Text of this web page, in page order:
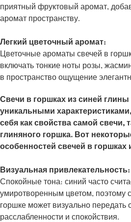
приятный фруктовый аромат,
аромат пространству.
Легкий цветочный аромат:
Цветочные ароматы свечей в
включать тонкие ноты розы,
в пространство ощущение
Свечи в горшках из синей
уникальными
себя как свойства самой свечи,
глиняного горшка. Вот
особенностей свечей в горшках
Визуальная привлекательность:
Спокойные тона: синий часто
умиротворенным цветом, поэтому
горшке может визуально
расслабленности и спокойствия.